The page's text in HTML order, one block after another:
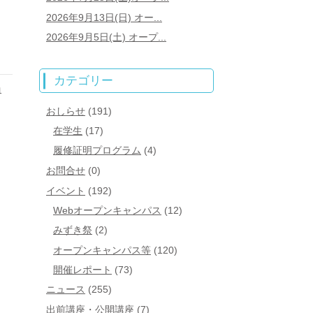
2026年9月13日(日) オー...
2026年9月5日(土) オープ...
カテゴリー
おしらせ (191)
在学生 (17)
履修証明プログラム (4)
お問合せ (0)
イベント (192)
Webオープンキャンパス (12)
みずき祭 (2)
オープンキャンパス等 (120)
開催レポート (73)
ニュース (255)
出前講座・公開講座 (7)